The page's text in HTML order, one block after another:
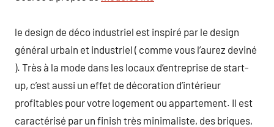
le design de déco industriel est inspiré par le design
général urbain et industriel ( comme vous l’aurez deviné
). Très à la mode dans les locaux d’entreprise de start-
up, c’est aussi un effet de décoration d’intérieur
profitables pour votre logement ou appartement. Il est
caractérisé par un finish très minimaliste, des briques,